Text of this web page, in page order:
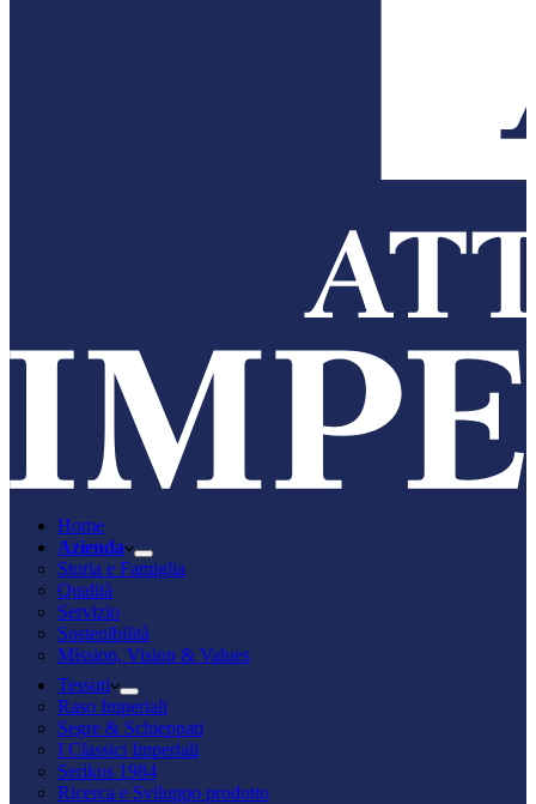
Home
Azienda
Storia e Famiglia
Qualità
Servizio
Sostenibilità
Mission, Vision & Values
Tessuti
Raso Imperiali
Segre & Schieppati
I Classici Imperiali
Serikos 1984
Ricerca e Sviluppo prodotto